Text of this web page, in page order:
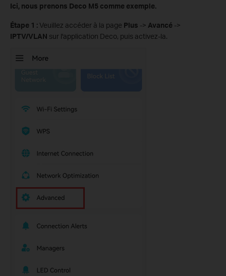
Ici, nous prenons Deco M5 comme exemple.
Étape 1 : Veuillez accéder à la page Plus -> Avancé ->
IPTV/VLAN sur l'application Deco, puis activez-la.